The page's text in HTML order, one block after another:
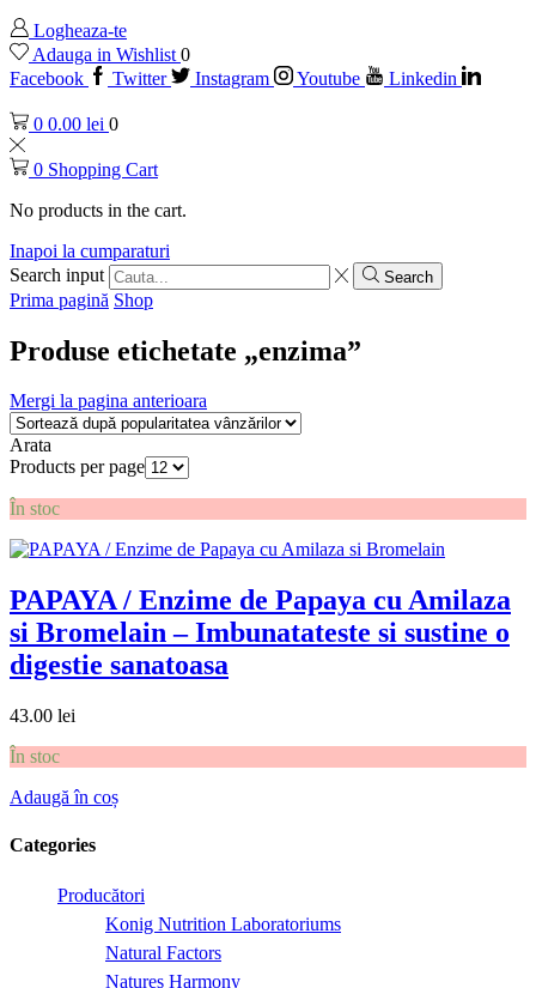
Logheaza-te
Adauga in Wishlist 0
Facebook
Twitter Instagram Youtube Linkedin
0 0.00 lei 0
0 Shopping Cart
No products in the cart.
Inapoi la cumparaturi
Search input
Search
Prima pagină Shop
Produse etichetate „enzima”
Mergi la pagina anterioara
Arata
Products per page
În stoc
PAPAYA / Enzime de Papaya cu Amilaza
si Bromelain – Imbunatateste si sustine o
digestie sanatoasa
43.00 lei
În stoc
Adaugă în coș
Categories
Producători
Konig Nutrition Laboratoriums
Natural Factors
Natures Harmony